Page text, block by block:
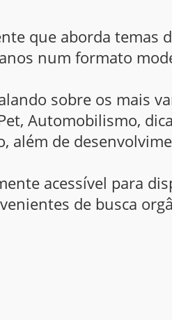
que aborda temas
num formato
sobre os mais
Automobilismo,
além de
acessível para
de busca